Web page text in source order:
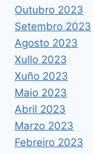
Outubro 2023
Setembro 2023
Agosto 2023
Xullo 2023
Xuño 2023
Maio 2023
Abril 2023
Marzo 2023
Febreiro 2023